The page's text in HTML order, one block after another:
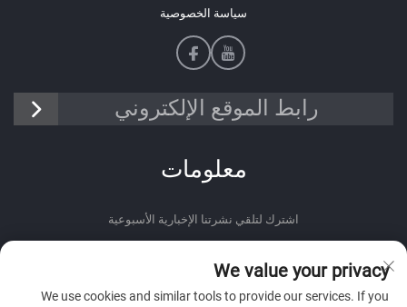
سياسة الخصوصية
رابط الموقع الإلكتروني
معلومات
اشترك لتلقي نشرتنا الإخبارية الأسبوعية
We value your privacy
We use cookies and similar tools to provide our services. If you